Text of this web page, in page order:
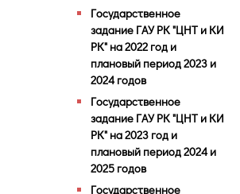
Государственное
задание ГАУ РК "ЦНТ и КИ
РК" на 2022 год и
плановый период 2023 и
2024 годов
Государственное
задание ГАУ РК "ЦНТ и КИ
РК" на 2023 год и
плановый период 2024 и
2025 годов
Государственное